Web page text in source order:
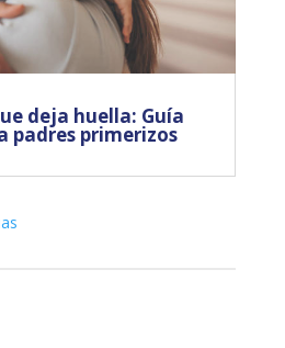
deja huella: Guía
padres primerizos